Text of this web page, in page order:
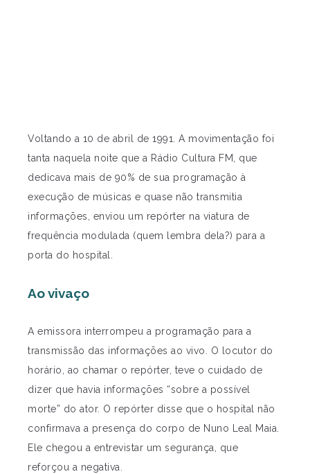
Voltando a 10 de abril de 1991. A movimentação foi
tanta naquela noite que a Rádio Cultura FM, que
dedicava mais de 90% de sua programação à
execução de músicas e quase não transmitia
informações, enviou um repórter na viatura de
frequência modulada (quem lembra dela?) para a
porta do hospital.
Ao vivaço
A emissora interrompeu a programação para a
transmissão das informações ao vivo. O locutor do
horário, ao chamar o repórter, teve o cuidado de
dizer que havia informações “sobre a possível
morte” do ator. O repórter disse que o hospital não
confirmava a presença do corpo de Nuno Leal Maia.
Ele chegou a entrevistar um segurança, que
reforçou a negativa.